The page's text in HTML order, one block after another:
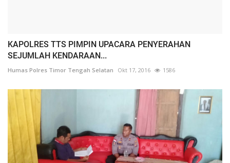
KAPOLRES TTS PIMPIN UPACARA PENYERAHAN
SEJUMLAH KENDARAAN...
Humas Polres Timor Tengah Selatan Okt 17, 2016 1586